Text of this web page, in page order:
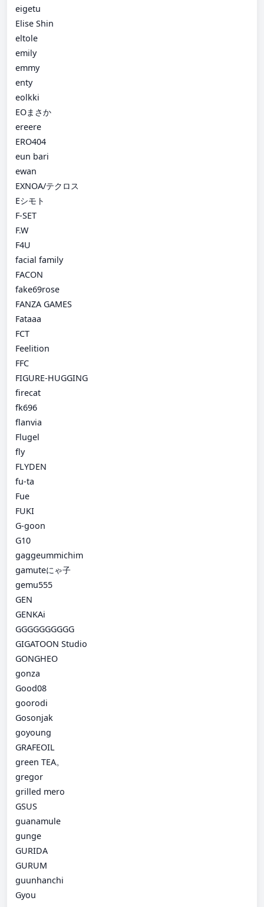
eigetu
Elise Shin
eltole
emily
emmy
enty
eolkki
EOまさか
ereere
ERO404
eun bari
ewan
EXNOA/テクロス
Eシモト
F-SET
F.W
F4U
facial family
FACON
fake69rose
FANZA GAMES
Fataaa
FCT
Feelition
FFC
FIGURE-HUGGING
firecat
fk696
flanvia
Flugel
fly
FLYDEN
fu-ta
Fue
FUKI
G-goon
G10
gaggeummichim
gamuteにゃ子
gemu555
GEN
GENKAi
GGGGGGGGGG
GIGATOON Studio
GONGHEO
gonza
Good08
goorodi
Gosonjak
goyoung
GRAFEOIL
green TEA。
gregor
grilled mero
GSUS
guanamule
gunge
GURIDA
GURUM
guunhanchi
Gyou